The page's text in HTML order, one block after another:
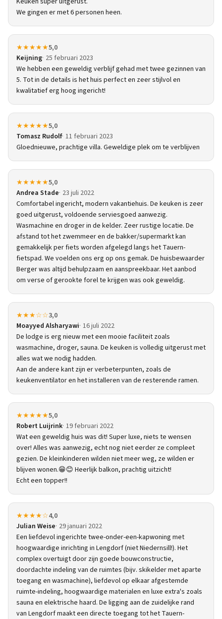
We gingen er met 6 personen heen.
★★★★★5,0
Keijning 25 februari 2023
We hebben een geweldig verblijf gehad met twee gezinnen van
5. Tot in de details is het huis perfect en zeer stijlvol en
kwalitatief erg hoog ingericht!
★★★★★5,0
Tomasz Rudolf 11 februari 2023
Gloednieuwe, prachtige villa. Geweldige plek om te verblijven
★★★★★5,0
Andrea Stade 23 juli 2022
Comfortabel ingericht, modern vakantiehuis. De keuken is zeer
goed uitgerust, voldoende serviesgoed aanwezig.
Wasmachine en droger in de kelder. Zeer rustige locatie. De
afstand tot het zwemmeer en de bakker/supermarkt kan
gemakkelijk per fiets worden afgelegd langs het Tauern-
fietspad. We voelden ons erg op ons gemak. De huisbewaarder
Berger was altijd behulpzaam en aanspreekbaar. Het aanbod
om verse of gerookte forel te krijgen was ook geweldig.
★★★☆☆3,0
Moayyed Alsharyawi 16 juli 2022
De lodge is erg nieuw met een mooie faciliteit zoals
wasmachine, droger, sauna. De keuken is volledig uitgerust met
alles wat we nodig hadden.
Aan de andere kant zijn er verbeterpunten, zoals de
keukenventilator en het installeren van de resterende ramen.
★★★★★5,0
Robert Luijrink 19 februari 2022
Wat een geweldig huis was dit! Super luxe, niets te wensen
over! Alles was aanwezig, echt nog niet eerder ze compleet
gezien. De kleinkinderen wilden niet meer weg, ze wilden er
blijven wonen.😁😊 Heerlijk balkon, prachtig uitzicht!
Echt een topper!!
★★★★☆4,0
Julian Weise 29 januari 2022
Een liefdevol ingerichte twee-onder-een-kapwoning met
hoogwaardige inrichting in Lengdorf (niet Niedernsill!). Het
complex overtuigt door zijn goede bouwconstructie,
doordachte indeling van de ruimtes (bijv. skikelder met aparte
toegang en wasmachine), liefdevol op elkaar afgestemde
ruimte-indeling, hoogwaardige materialen en luxe extra's zoals
sauna en elektrische haard. De ligging aan de zuidelijke rand
van Lengdorf maakt een directe toegang tot het Tauern-